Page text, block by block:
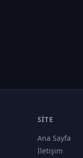
SITE
Ana Sayfa
İletişim